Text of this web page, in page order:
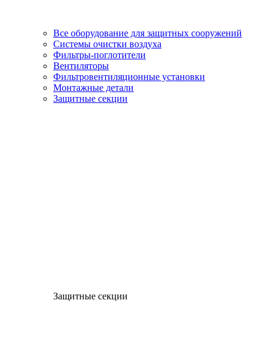
Все оборудование для защитных сооружений
Системы очистки воздуха
Фильтры-поглотители
Вентиляторы
Фильтровентиляционные установки
Монтажные детали
Защитные секции
Защитные секции